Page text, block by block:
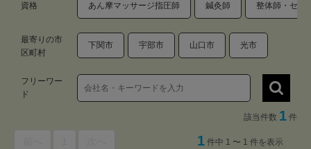
資格 あん摩マッサージ指圧師 鍼灸師 整体師・セラ
最寄りの市
区町村
下関市 宇部市 山口市 光市
フリーワー
ド
該当件数 1 件
1 件中 1 〜 1 件を表示